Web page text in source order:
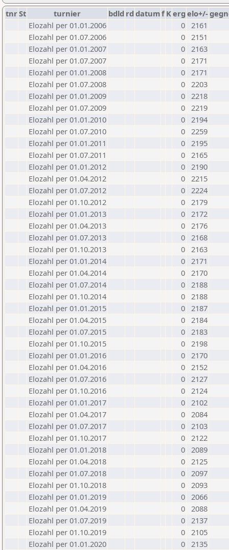
tnrSt turnier bdld rd datumf Kerg elo+/-
Elozahl per 01.01.2006
0 2161
Elozahl per 01.07.2006
0 2151
Elozahl per 01.01.2007
0 2163
Elozahl per 01.07.2007
0 2171
Elozahl per 01.01.2008
0 2171
Elozahl per 01.07.2008
0 2203
Elozahl per 01.01.2009
0 2218
Elozahl per 01.07.2009
0 2219
Elozahl per 01.01.2010
0 2194
Elozahl per 01.07.2010
0 2259
Elozahl per 01.01.2011
0 2195
Elozahl per 01.07.2011
0 2165
Elozahl per 01.01.2012
0 2190
Elozahl per 01.04.2012
0 2215
Elozahl per 01.07.2012
0 2224
Elozahl per 01.10.2012
0 2179
Elozahl per 01.01.2013
0 2172
Elozahl per 01.04.2013
0 2176
Elozahl per 01.07.2013
0 2168
Elozahl per 01.10.2013
0 2163
Elozahl per 01.01.2014
0 2171
Elozahl per 01.04.2014
0 2170
Elozahl per 01.07.2014
0 2188
Elozahl per 01.10.2014
0 2188
Elozahl per 01.01.2015
0 2187
Elozahl per 01.04.2015
0 2184
Elozahl per 01.07.2015
0 2183
Elozahl per 01.10.2015
0 2198
Elozahl per 01.01.2016
0 2170
Elozahl per 01.04.2016
0 2152
Elozahl per 01.07.2016
0 2127
Elozahl per 01.10.2016
0 2124
Elozahl per 01.01.2017
0 2102
Elozahl per 01.04.2017
0 2084
Elozahl per 01.07.2017
0 2103
Elozahl per 01.10.2017
0 2122
Elozahl per 01.01.2018
0 2089
Elozahl per 01.04.2018
0 2125
Elozahl per 01.07.2018
0 2097
Elozahl per 01.10.2018
0 2093
Elozahl per 01.01.2019
0 2066
Elozahl per 01.04.2019
0 2088
Elozahl per 01.07.2019
0 2137
Elozahl per 01.10.2019
0 2105
Elozahl per 01.01.2020
0 2135